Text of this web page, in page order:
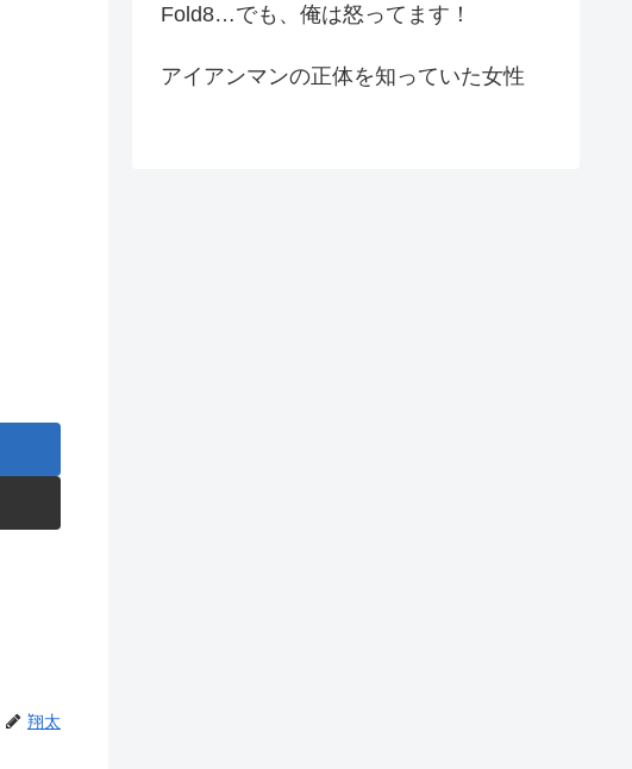
翔太
Fold8…でも、俺は怒ってます！
アイアンマンの正体を知っていた女性